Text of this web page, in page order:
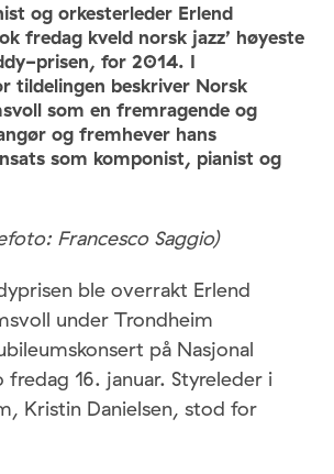
og orkesterleder Erlend
fredag kveld norsk jazz’ høyeste
prisen, for 2014. I
tildelingen beskriver Norsk
som en fremragende og
og fremhever hans
som komponist, pianist og
Francesco Saggio)
ble overrakt Erlend
under Trondheim
på Nasjonal
fredag 16. januar. Styreleder i
Kristin Danielsen, stod for